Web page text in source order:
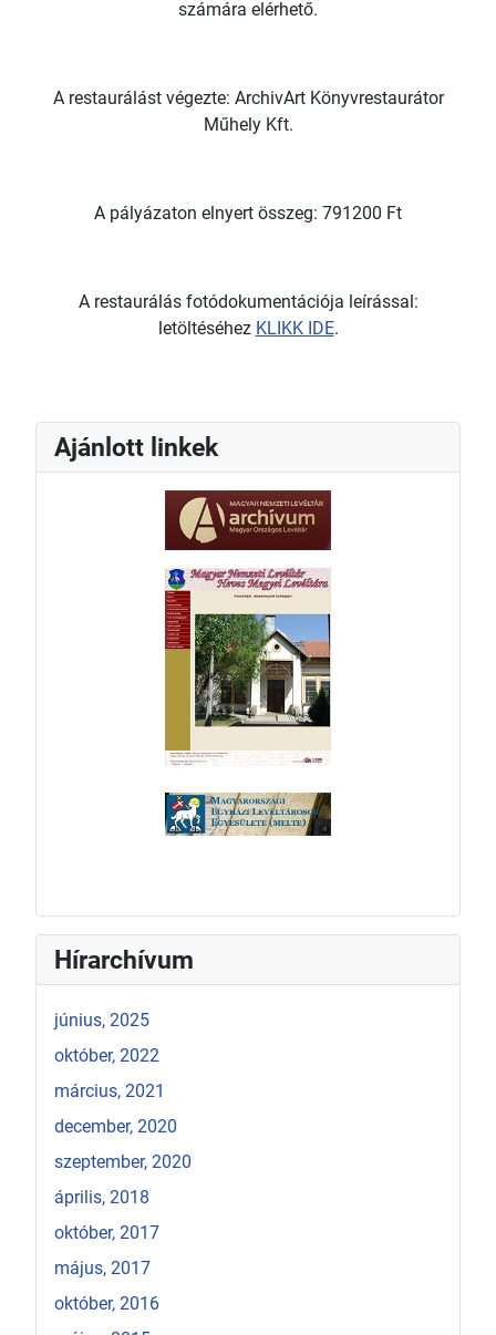
számára elérhető.
A restaurálást végezte: ArchivArt Könyvrestaurátor
Műhely Kft.
A pályázaton elnyert összeg: 791200 Ft
A restaurálás fotódokumentációja leírással:
letöltéséhez KLIKK IDE.
Ajánlott linkek
Hírarchívum
június, 2025
október, 2022
március, 2021
december, 2020
szeptember, 2020
április, 2018
október, 2017
május, 2017
október, 2016